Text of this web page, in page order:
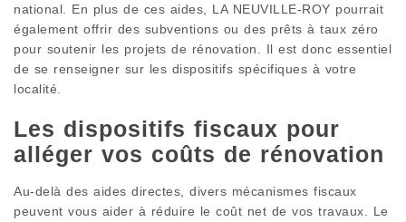
national. En plus de ces aides, LA NEUVILLE-ROY pourrait
également offrir des subventions ou des prêts à taux zéro
pour soutenir les projets de rénovation. Il est donc essentiel
de se renseigner sur les dispositifs spécifiques à votre
localité.
Les dispositifs fiscaux pour
alléger vos coûts de rénovation
Au-delà des aides directes, divers mécanismes fiscaux
peuvent vous aider à réduire le coût net de vos travaux. Le